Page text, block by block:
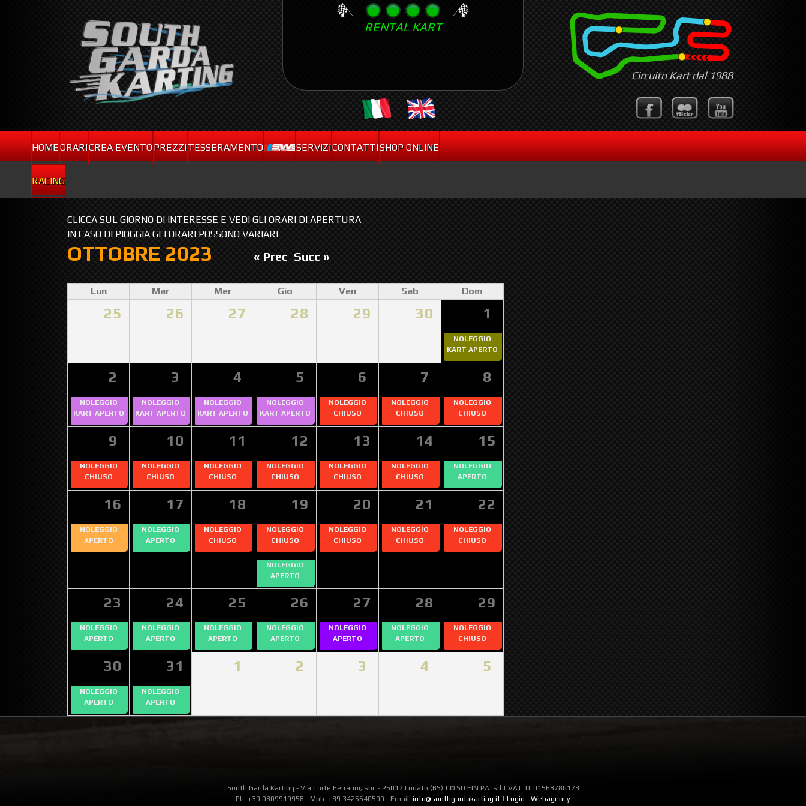
Skip
Circuito Kart dal 1988
RENTAL KART
HOMEORARICREA EVENTOPREZZITESSERAMENTO . SERVIZICONTATTISHOP ONLINE
RACING
CLICCA SUL GIORNO DI INTERESSE E VEDI GLI ORARI DI APERTURA
IN CASO DI PIOGGIA GLI ORARI POSSONO VARIARE
OTTOBRE 2023 « Prec Succ »
Lun Mar Mer Gio Ven Sab Dom
25 26 27 28 29 30 1
NOLEGGIO
KART APERTO
2 3 4 5 6 7 8
NOLEGGIO
KART APERTO
NOLEGGIO
KART APERTO
NOLEGGIO
KART APERTO
NOLEGGIO
KART APERTO
NOLEGGIO
CHIUSO
NOLEGGIO
CHIUSO
NOLEGGIO
CHIUSO
9 10 11 12 13 14 15
NOLEGGIO
CHIUSO
NOLEGGIO
CHIUSO
NOLEGGIO
CHIUSO
NOLEGGIO
CHIUSO
NOLEGGIO
CHIUSO
NOLEGGIO
CHIUSO
NOLEGGIO
APERTO
16 17 18 19 20 21 22
NOLEGGIO
APERTO
NOLEGGIO
APERTO
NOLEGGIO
CHIUSO
NOLEGGIO
CHIUSO
NOLEGGIO
APERTO
NOLEGGIO
CHIUSO
NOLEGGIO
CHIUSO
NOLEGGIO
CHIUSO
23 24 25 26 27 28 29
NOLEGGIO
APERTO
NOLEGGIO
APERTO
NOLEGGIO
APERTO
NOLEGGIO
APERTO
NOLEGGIO
APERTO
NOLEGGIO
APERTO
NOLEGGIO
CHIUSO
30 31 1 2 3 4 5
NOLEGGIO
APERTO
NOLEGGIO
APERTO
South Garda Karting - Via Corte Ferrarini, snc - 25017 Lonato (BS) | © SO.FIN.PA. srl | VAT: IT 01568780173
Ph: +39 0309919958 - Mob: +39 3425640590 - Email: info@southgardakarting.it | Login - Webagency